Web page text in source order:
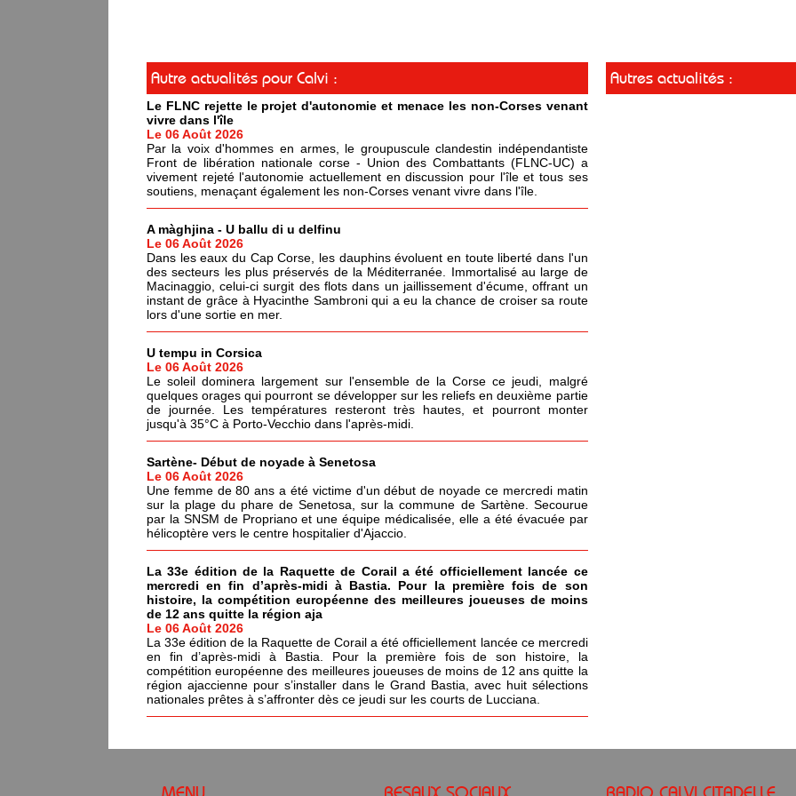
Autre actualités pour Calvi :
Le FLNC rejette le projet d'autonomie et menace les non-Corses venant
vivre dans l'île
Le 06 Août 2026
Par la voix d'hommes en armes, le groupuscule clandestin indépendantiste
Front de libération nationale corse - Union des Combattants (FLNC-UC) a
vivement rejeté l'autonomie actuellement en discussion pour l'île et tous ses
soutiens, menaçant également les non-Corses venant vivre dans l'île.
A màghjina - U ballu di u delfinu
Le 06 Août 2026
Dans les eaux du Cap Corse, les dauphins évoluent en toute liberté dans l'un
des secteurs les plus préservés de la Méditerranée. Immortalisé au large de
Macinaggio, celui-ci surgit des flots dans un jaillissement d'écume, offrant un
instant de grâce à Hyacinthe Sambroni qui a eu la chance de croiser sa route
lors d'une sortie en mer.
U tempu in Corsica
Le 06 Août 2026
Le soleil dominera largement sur l'ensemble de la Corse ce jeudi, malgré
quelques orages qui pourront se développer sur les reliefs en deuxième partie
de journée. Les températures resteront très hautes, et pourront monter
jusqu'à 35°C à Porto-Vecchio dans l'après-midi.
Sartène- Début de noyade à Senetosa
Le 06 Août 2026
Une femme de 80 ans a été victime d'un début de noyade ce mercredi matin
sur la plage du phare de Senetosa, sur la commune de Sartène. Secourue
par la SNSM de Propriano et une équipe médicalisée, elle a été évacuée par
hélicoptère vers le centre hospitalier d'Ajaccio.
La 33e édition de la Raquette de Corail a été officiellement lancée ce
mercredi en fin d’après-midi à Bastia. Pour la première fois de son
histoire, la compétition européenne des meilleures joueuses de moins
de 12 ans quitte la région aja
Le 06 Août 2026
La 33e édition de la Raquette de Corail a été officiellement lancée ce mercredi
en fin d’après-midi à Bastia. Pour la première fois de son histoire, la
compétition européenne des meilleures joueuses de moins de 12 ans quitte la
région ajaccienne pour s’installer dans le Grand Bastia, avec huit sélections
nationales prêtes à s’affronter dès ce jeudi sur les courts de Lucciana.
Autres actualités :